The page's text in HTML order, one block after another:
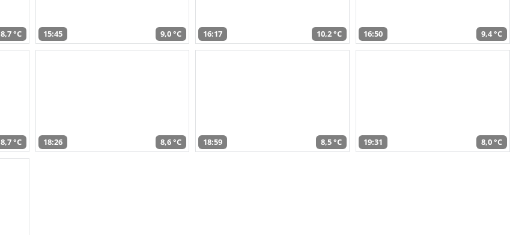
8,7 °C 15:45 9,0 °C 16:17 10,2 °C 16:50 9,4 °C
8,7 °C 18:26 8,6 °C 18:59 8,5 °C 19:31 8,0 °C